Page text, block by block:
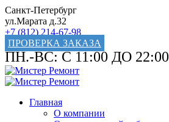
Санкт-Петербург
ул.Марата д.32
+7 (812) 214-67-98
ПРОВЕРКА ЗАКАЗА
ПН.-ВС: С 11:00 ДО 22:00
Главная
О компании